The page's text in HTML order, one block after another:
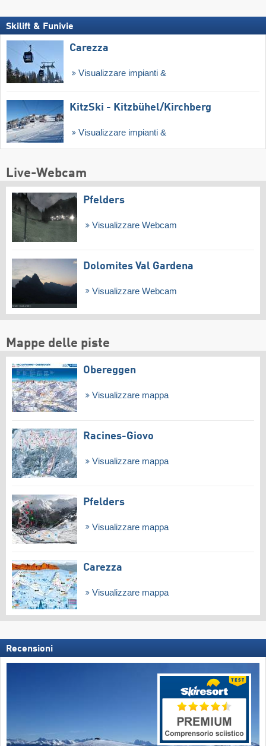
Skilift & Funivie
Carezza
Visualizzare impianti &
KitzSki - Kitzbühel/​Kirchberg
Visualizzare impianti &
Live-Webcam
Pfelders
Visualizzare Webcam
Dolomites Val Gardena
Visualizzare Webcam
Mappe delle piste
Obereggen
Visualizzare mappa
Racines-Giovo
Visualizzare mappa
Pfelders
Visualizzare mappa
Carezza
Visualizzare mappa
Recensioni